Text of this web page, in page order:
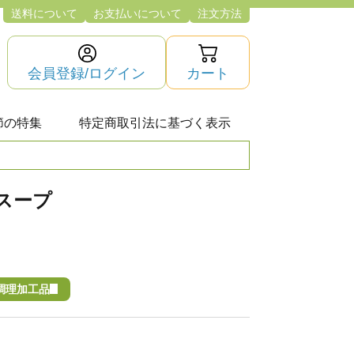
会員登録/ログイン カート
送料について お支払いについて 注文方法
の特集 特定商取引法に基づく表示
ープ
理加工品